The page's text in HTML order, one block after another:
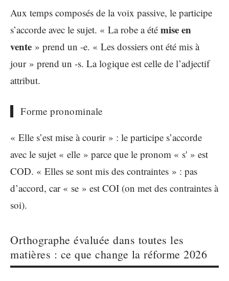
Aux temps composés de la voix passive, le participe
s’accorde avec le sujet. « La robe a été mise en
vente » prend un -e. « Les dossiers ont été mis à
jour » prend un -s. La logique est celle de l’adjectif
attribut.
Forme pronominale
« Elle s’est mise à courir » : le participe s’accorde
avec le sujet « elle » parce que le pronom « s' » est
COD. « Elles se sont mis des contraintes » : pas
d’accord, car « se » est COI (on met des contraintes à
soi).
Orthographe évaluée dans toutes les
matières : ce que change la réforme 2026